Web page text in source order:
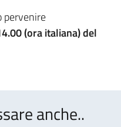
pervenire
(ora italiana) del
anche..